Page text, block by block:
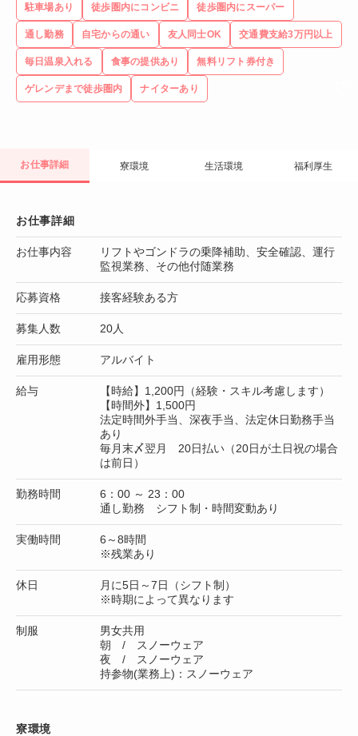
駐車場あり 徒歩圏内にコンビニ 徒歩圏内にスーパー
通し勤務 自宅からの通い 友人同士OK 交通費支給3万円以上
毎日温泉入れる 食事の提供あり 無料リフト券付き
ゲレンデまで徒歩圏内 ナイターあり
お仕事詳細 寮環境 生活環境 福利厚生
お仕事詳細
お仕事内容
リフトやゴンドラの乗降補助、安全確認、運行
監視業務、その他付随業務
応募資格 接客経験ある方
募集人数 20人
雇用形態 アルバイト
給与
【時給】1,200円（経験・スキル考慮します）
【時間外】1,500円
法定時間外手当、深夜手当、法定休日勤務手当
あり
毎月末〆翌月 20日払い（20日が土日祝の場合
は前日）
勤務時間
6：00 ～ 23：00
通し勤務 シフト制・時間変動あり
実働時間
6～8時間
※残業あり
休日
月に5日～7日（シフト制）
※時期によって異なります
制服
男女共用
朝 / スノーウェア
夜 / スノーウェア
持参物(業務上)：スノーウェア
寮環境